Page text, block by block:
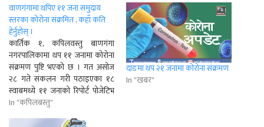
वाणगंगामा थपिए ११ जना समुदाय
स्तरका कोरोना संक्रमित , कहाँ कति
हेर्नुहोस् ।
कार्तिक १, कपिलवस्तु बाणगंगा
नगरपालिकामा थप ११ जनामा कोरोना
संक्रमण पुष्टि भएको छ । गत असोज
२८ गते संकलन गरी पठाइएका १८
स्वाबमध्ये ११ जनाको रिपोर्ट पोजेटिभ
आएको हो । वाणगंगा नगरपालिका
In "कपिलबस्तु"
दाङमा थप २१ जनामा कोरोना संक्रमण
In "खबर"